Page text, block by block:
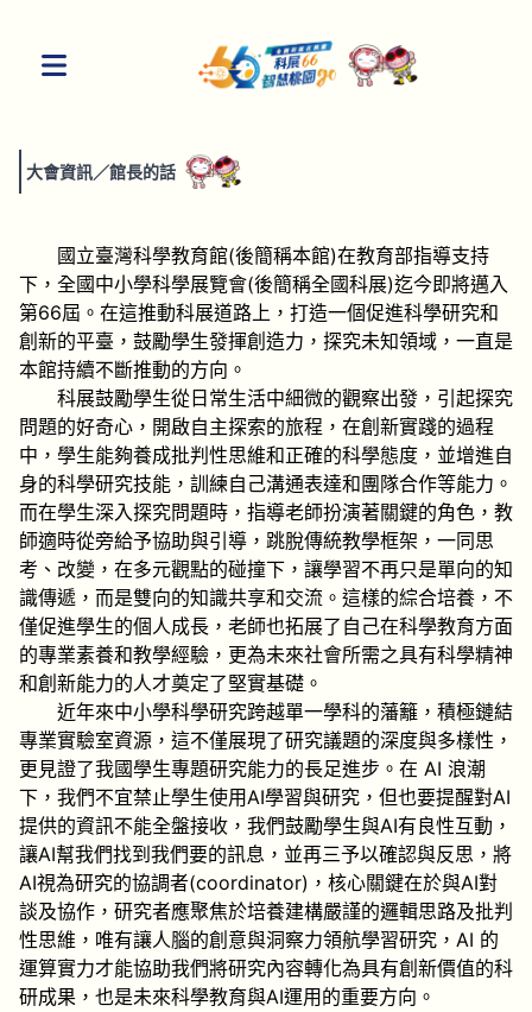
大會資訊／館長的話
國立臺灣科學教育館(後簡稱本館)在教育部指導支持
下，全國中小學科學展覽會(後簡稱全國科展)迄今即將邁入
第66屆。在這推動科展道路上，打造一個促進科學研究和
創新的平臺，鼓勵學生發揮創造力，探究未知領域，一直是
本館持續不斷推動的方向。
科展鼓勵學生從日常生活中細微的觀察出發，引起探究
問題的好奇心，開啟自主探索的旅程，在創新實踐的過程
中，學生能夠養成批判性思維和正確的科學態度，並增進自
身的科學研究技能，訓練自己溝通表達和團隊合作等能力。
而在學生深入探究問題時，指導老師扮演著關鍵的角色，教
師適時從旁給予協助與引導，跳脫傳統教學框架，一同思
考、改變，在多元觀點的碰撞下，讓學習不再只是單向的知
識傳遞，而是雙向的知識共享和交流。這樣的綜合培養，不
僅促進學生的個人成長，老師也拓展了自己在科學教育方面
的專業素養和教學經驗，更為未來社會所需之具有科學精神
和創新能力的人才奠定了堅實基礎。
近年來中小學科學研究跨越單一學科的藩籬，積極鏈結
專業實驗室資源，這不僅展現了研究議題的深度與多樣性，
更見證了我國學生專題研究能力的長足進步。在 AI 浪潮
下，我們不宜禁止學生使用AI學習與研究，但也要提醒對AI
提供的資訊不能全盤接收，我們鼓勵學生與AI有良性互動，
讓AI幫我們找到我們要的訊息，並再三予以確認與反思，將
AI視為研究的協調者(coordinator)，核心關鍵在於與AI對
談及協作，研究者應聚焦於培養建構嚴謹的邏輯思路及批判
性思維，唯有讓人腦的創意與洞察力領航學習研究，AI 的
運算實力才能協助我們將研究內容轉化為具有創新價值的科
研成果，也是未來科學教育與AI運用的重要方向。